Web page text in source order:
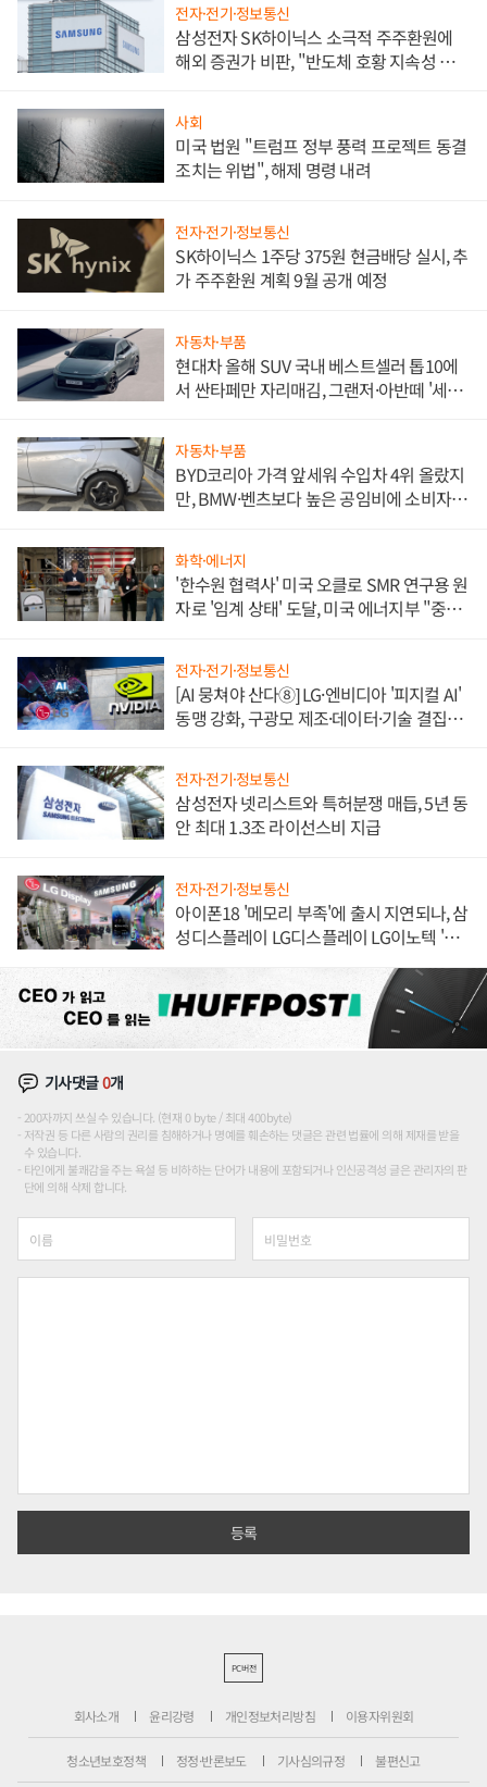
전자·전기·정보통신
삼성전자 SK하이닉스 소극적 주주환원에
해외 증권가 비판, "반도체 호황 지속성 의
사회
미국 법원 "트럼프 정부 풍력 프로젝트 동결
조치는 위법", 해제 명령 내려
전자·전기·정보통신
SK하이닉스 1주당 375원 현금배당 실시, 추
가 주주환원 계획 9월 공개 예정
자동차·부품
현대차 올해 SUV 국내 베스트셀러 톱10에
서 싼타페만 자리매김, 그랜저·아반떼 '세단
자동차·부품
BYD코리아 가격 앞세워 수입차 4위 올랐지
만, BMW·벤츠보다 높은 공임비에 소비자
화학·에너지
'한수원 협력사' 미국 오클로 SMR 연구용 원
자로 '임계 상태' 도달, 미국 에너지부 "중요
전자·전기·정보통신
[AI 뭉쳐야 산다⑧] LG·엔비디아 '피지컬 AI'
동맹 강화, 구광모 제조·데이터·기술 결집
전자·전기·정보통신
삼성전자 넷리스트와 특허분쟁 매듭, 5년 동
안 최대 1.3조 라이선스비 지급
전자·전기·정보통신
아이폰18 '메모리 부족'에 출시 지연되나, 삼
성디스플레이 LG디스플레이 LG이노텍 '탈
기사댓글0개
200자까지 쓰실 수 있습니다. (현재 0 byte / 최대 400byte)
저작권 등 다른 사람의 권리를 침해하거나 명예를 훼손하는 댓글은 관련 법률에 의해 제재를 받을
수 있습니다.
타인에게 불쾌감을 주는 욕설 등 비하하는 단어가 내용에 포함되거나 인신공격성 글은 관리자의 판
단에 의해 삭제 합니다.
PC버전
회사소개 윤리강령 개인정보처리방침 이용자위원회
청소년보호정책 정정·반론보도 기사심의규정 불편신고